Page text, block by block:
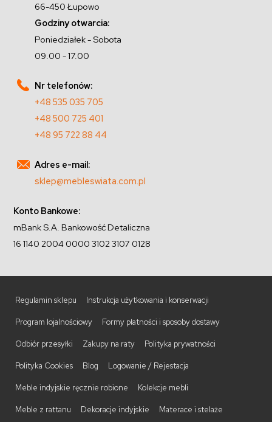
66-450 Łupowo
Godziny otwarcia:
Poniedziałek - Sobota
09.00 - 17.00
Nr telefonów:
+48 535 035 705
+48 500 725 401
+48 95 722 88 44
Adres e-mail:
sklep@mebleswiata.com.pl
Konto Bankowe:
mBank S.A. Bankowość Detaliczna
16 1140 2004 0000 3102 3107 0128
Regulamin sklepu Instrukcja użytkowania i konserwacji
Program lojalnościowy Formy płatności i sposoby dostawy
Odbiór przesyłki Zakupy na raty Polityka prywatności
Polityka Cookies Blog Logowanie / Rejestacja
Meble indyjskie ręcznie robione Kolekcje mebli
Meble z rattanu Dekoracje indyjskie Materace i stelaże